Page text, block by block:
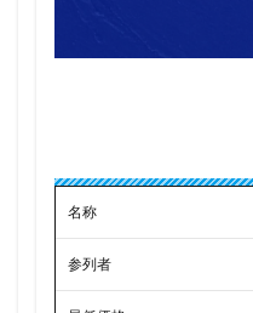
名称
参列者